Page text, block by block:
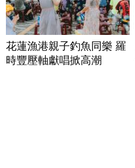
花蓮漁港親子釣魚同樂 羅
時豐壓軸獻唱掀高潮